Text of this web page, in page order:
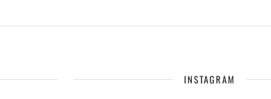
INSTAGRAM